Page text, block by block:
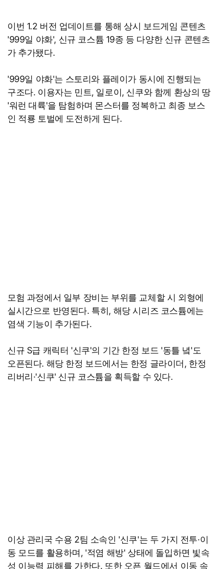
이번 1.2 버전 업데이트를 통해 상시 보드게임 콘텐츠
'999일 야화', 신규 코스튬 19종 등 다양한 신규 콘텐츠
가 추가됐다.
'999일 야화'는 스토리와 플레이가 동시에 진행되는
구조다. 이용자는 민트, 일로이, 신쿠와 함께 환상의 땅
'워런 대륙'을 탐험하며 몬스터를 정복하고 최종 보스
인 적룡 토벌에 도전하게 된다.
모험 과정에서 일부 장비는 부위를 교체할 시 외형에
실시간으로 반영된다. 특히, 해당 시리즈 코스튬에는
염색 기능이 추가된다.
신규 S급 캐릭터 '신쿠'의 기간 한정 보드 '동틀 녘'도
오픈된다. 해당 한정 보드에서는 한정 글라이더, 한정
리버리·'신쿠' 신규 코스튬을 획득할 수 있다.
이상 관리국 수용 2팀 소속인 '신쿠'는 두 가지 전투·이
동 모드를 활용하며, '적염 해방' 상태에 돌입하면 빛속
성 이능력 피해를 가한다. 또한 오픈 월드에서 이동 속